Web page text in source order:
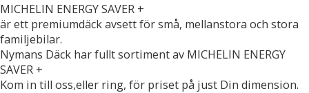
MICHELIN ENERGY SAVER +
är ett premiumdäck avsett för små, mellanstora och stora
familjebilar.
Nymans Däck har fullt sortiment av MICHELIN ENERGY
SAVER +
Kom in till oss,eller ring, för priset på just Din dimension.